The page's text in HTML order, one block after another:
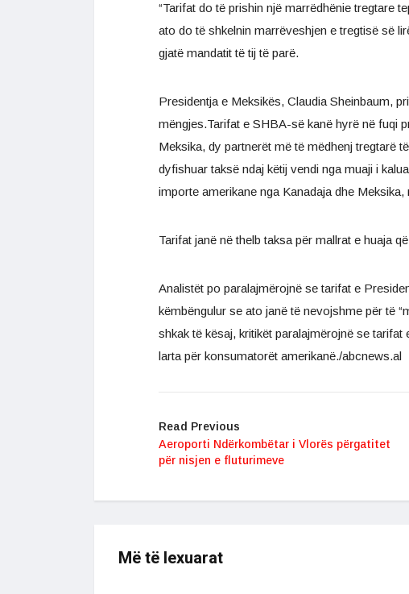
“Tarifat do të prishin një marrëdhënie tregtare
ato do të shkelnin marrëveshjen e tregtisë së
gjatë mandatit të tij të parë.
Presidentja e Meksikës, Claudia Sheinbaum,
mëngjes.Tarifat e SHBA-së kanë hyrë në fuqi
Meksika, dy partnerët më të mëdhenj tregtarë
dyfishuar taksë ndaj këtij vendi nga muaji i
importe amerikane nga Kanadaja dhe Meksika,
Tarifat janë në thelb taksa për mallrat e huaja
Analistët po paralajmërojnë se tarifat e
këmbëngulur se ato janë të nevojshme për të
shkak të kësaj, kritikët paralajmërojnë se
larta për konsumatorët amerikanë./abcnews.al
Read Previous
Aeroporti Ndërkombëtar i Vlorës përgatitet
për nisjen e fluturimeve
Më të lexuarat